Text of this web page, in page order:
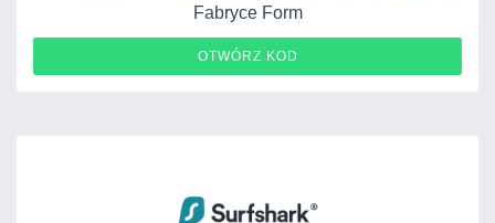
Fabryce Form
OTWÓRZ KOD